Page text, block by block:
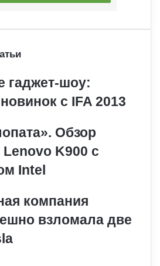
гаджет-шоу:
с IFA 2013
Обзор
K900 с
Intel
компания
взломала две